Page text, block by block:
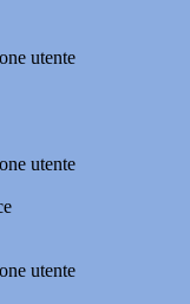
utente
utente
utente